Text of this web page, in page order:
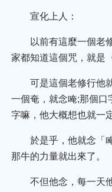
宣化上人：
以前有這麼一個老
家都知道這個咒，就是
可是這個老修行他
一個奄，就念唵;那個口
字嘛，他大概想也就一
於是乎，他就念「
那牛的力量就出來了。
不但他念，每一天